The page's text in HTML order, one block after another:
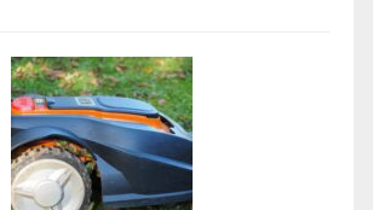
klare
Linien
wieder
gefragt
sind